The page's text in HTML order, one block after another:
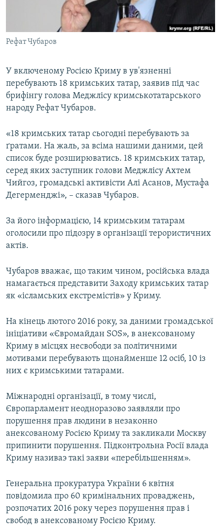
ВІДЕОУРОКИ «ELIFBE»
СВІДЧЕННЯ ОКУПАЦІЇ
УКРАЇНСЬКА ПРОБЛЕМА КРИМУ
Qırımtatar
Усі сайти RFE/RL
Рефат Чубаров
У включеному Росією Криму в ув'язненні
перебувають 18 кримських татар, заявив під час
брифінгу голова Меджлісу кримськотатарського
народу Рефат Чубаров.
«18 кримських татар сьогодні перебувають за
ґратами. На жаль, за всіма нашими даними, цей
список буде розширюватись. 18 кримських татар,
серед яких заступник голови Меджлісу Ахтем
Чийгоз, громадські активісти Алі Асанов, Мустафа
Дегерменджі», – сказав Чубаров.
За його інформацією, 14 кримським татарам
оголосили про підозру в організації терористичних
актів.
Чубаров вважає, що таким чином, російська влада
намагається представити Заходу кримських татар
як «ісламських екстремістів» у Криму.
На кінець лютого 2016 року, за даними громадської
ініціативи «Євромайдан SOS», в анексованому
Криму в місцях несвободи за політичними
мотивами перебувають щонайменше 12 осіб, 10 із
них є кримськими татарами.
Міжнародні організації, в тому числі,
Європарламент неодноразово заявляли про
порушення прав людини в незаконно
анексованому Росією Криму та закликали Москву
припинити порушення. Підконтрольна Росії влада
Криму називаэ такі заяви «перебільшенням».
Генеральна прокуратура України 6 квітня
повідомила про 60 кримінальних проваджень,
розпочатих 2016 року через порушення прав і
свобод в анексованому Росією Криму.